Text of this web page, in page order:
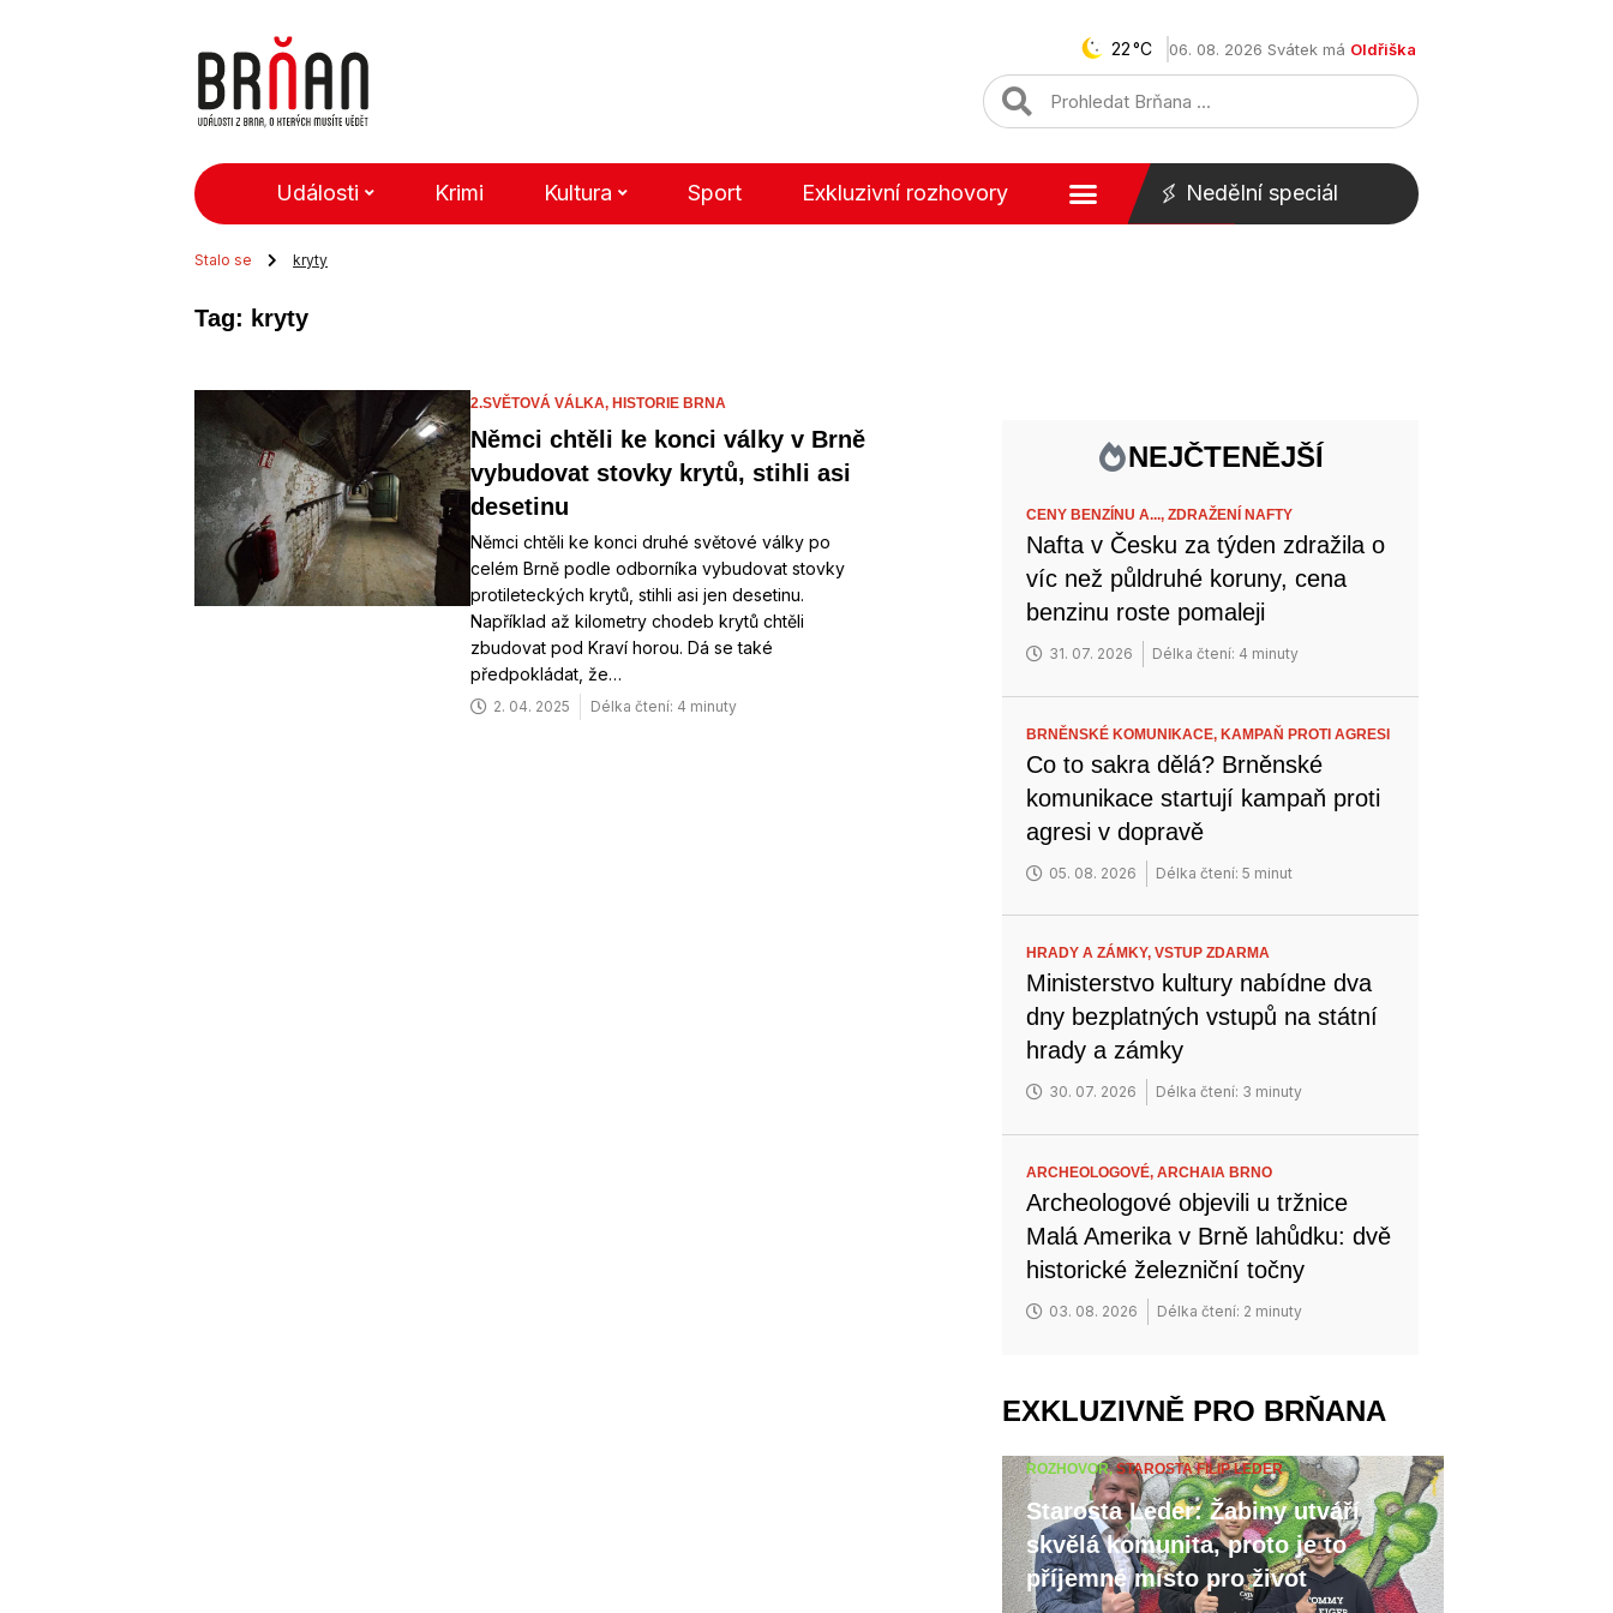
22 06. 08. 2026 Svátek má Oldřiška
Události Krimi Kultura Sport Exkluzivní rozhovory Nedělní speciál
Stalo se kryty
Tag: kryty
2.SVĚTOVÁ VÁLKA, HISTORIE BRNA
Němci chtěli ke konci války v Brně
vybudovat stovky krytů, stihli asi
desetinu
Němci chtěli ke konci druhé světové války po
celém Brně podle odborníka vybudovat stovky
protileteckých krytů, stihli asi jen desetinu.
Například až kilometry chodeb krytů chtěli
zbudovat pod Kraví horou. Dá se také
předpokládat, že…
2. 04. 2025 Délka čtení: 4 minuty
NEJČTENĚJŠÍ
CENY BENZÍNU A...,ZDRAŽENÍ NAFTY
Nafta v Česku za týden zdražila o
víc než půldruhé koruny, cena
benzinu roste pomaleji
31. 07. 2026 Délka čtení: 4 minuty
BRNĚNSKÉ KOMUNIKACE,KAMPAŇ PROTI AGRESI
Co to sakra dělá? Brněnské
komunikace startují kampaň proti
agresi v dopravě
05. 08. 2026 Délka čtení: 5 minut
HRADY A ZÁMKY,VSTUP ZDARMA
Ministerstvo kultury nabídne dva
dny bezplatných vstupů na státní
hrady a zámky
30. 07. 2026 Délka čtení: 3 minuty
ARCHEOLOGOVÉ,ARCHAIA BRNO
Archeologové objevili u tržnice
Malá Amerika v Brně lahůdku: dvě
historické železniční točny
03. 08. 2026 Délka čtení: 2 minuty
EXKLUZIVNĚ PRO BRŇANA
ROZHOVOR,STAROSTA FILIP LEDER
Starosta Leder: Žabiny utváří
skvělá komunita, proto je to
příjemné místo pro život